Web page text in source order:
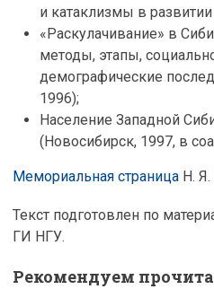
и катаклизмы в
«Раскулачивание» в
методы, этапы,
демографические
1996);
Население Западной
(Новосибирск, 1997, в
Мемориальная страница Н.
Текст подготовлен по
ГИ НГУ.
Рекомендуем